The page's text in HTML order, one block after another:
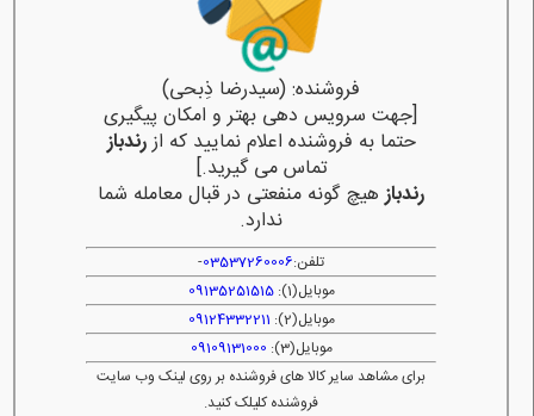
فروشنده: (سیدرضا ذِبحی)
[جهت سرویس دهی بهتر و امکان پیگیری
حتما به فروشنده اعلام نمایید که ازرندباز
تماس می گیرید.]
رندبازهیچ گونه منفعتی در قبال معامله شما
ندارد.
تلفن:03537260006
-
موبایل(1):
09135251515
موبایل(2):
09124332211
موبایل(3):
09109131000
برای مشاهد سایر کالا های فروشنده بر روی لینک وب سایت
فروشنده کلیلک کنید.